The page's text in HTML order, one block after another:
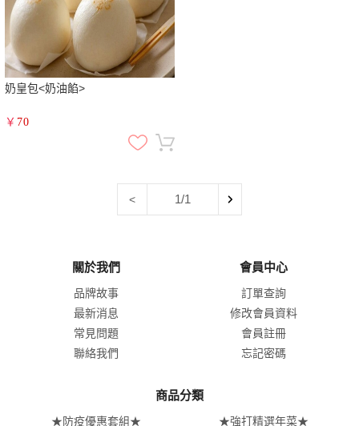
奶皇包<奶油餡>
￥ 70
< 1/1
關於我們
品牌故事
最新消息
常見問題
聯絡我們
會員中心
訂單查詢
修改會員資料
會員註冊
忘記密碼
商品分類
★防疫優惠套組★ ★強打精選年菜★